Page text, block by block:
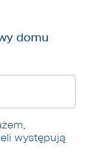
domu
występują